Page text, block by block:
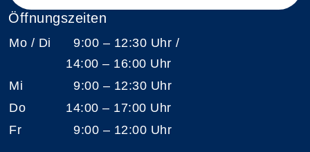
Öffnungszeiten
Mo / Di
9:00 – 12:30 Uhr /
14:00 – 16:00 Uhr
Mi
9:00 – 12:30 Uhr
Do
14:00 – 17:00 Uhr
Fr
9:00 – 12:00 Uhr